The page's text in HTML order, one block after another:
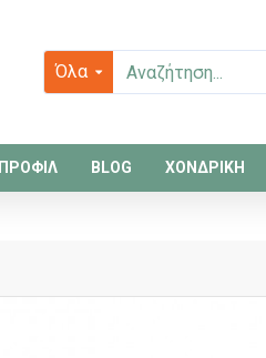
Όλα
ΠΡΟΦΙΛ BLOG ΧΟΝΔΡΙΚΗ